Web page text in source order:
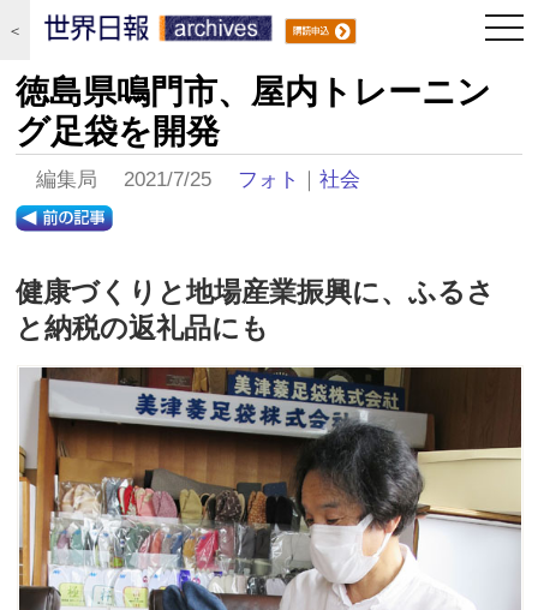
＜
徳島県鳴門市、屋内トレーニン
グ足袋を開発
編集局 2021/7/25 フォト ｜社会
健康づくりと地場産業振興に、ふるさ
と納税の返礼品にも